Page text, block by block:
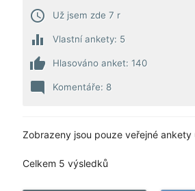
access_time Už jsem zde 7 r
equalizer Vlastní ankety: 5
thumb_up Hlasováno anket: 140
mode_comment Komentáře: 8
Zobrazeny jsou pouze veřejné ankety
Celkem 5 výsledků